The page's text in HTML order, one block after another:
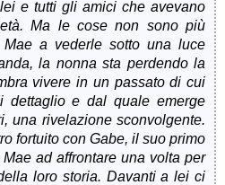
e tutti gli amici che avevano
Ma le cose non sono più
a vederle sotto una luce
la nonna sta perdendo la
vivere in un passato di cui
dettaglio e dal quale emerge
una rivelazione sconvolgente.
fortuito con Gabe, il suo primo
ad affrontare una volta per
loro storia. Davanti a lei ci